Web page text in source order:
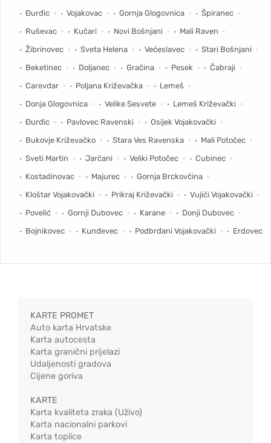
Đurđic
Vojakovac Gornja Glogovnica
Špiranec
Ruševac
Kučari Novi Bošnjani
Mali Raven
Žibrinovec
Sveta Helena Većeslavec
Stari Bošnjani
Beketinec
Doljanec Gračina Pesek
Čabraji
Carevdar
Poljana Križevačka
Lemeš
Donja Glogovnica
Velike Sesvete
Lemeš Križevački
Đurđic
Pavlovec Ravenski
Osijek Vojakovački
Bukovje Križevačko
Stara Ves Ravenska
Mali Potočec
Sveti Martin
Jarčani Veliki Potočec
Cubinec
Kostadinovac
Majurec
Gornja Brckovčina
Kloštar Vojakovački
Prikraj Križevački
Vujići Vojakovački
Povelić
Gornji Dubovec Karane
Donji Dubovec
Bojnikovec
Kunđevec Podbrđani Vojakovački Erdovec
KARTE PROMET
Auto karta Hrvatske
Karta autocesta
Karta granični prijelazi
Udaljenosti gradova
Cijene goriva
KARTE
Karta kvaliteta zraka (Uživo)
Karta nacionalni parkovi
Karta toplice